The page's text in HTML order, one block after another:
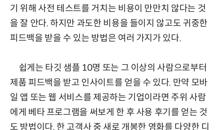
기 위해 사전 테스트를 거치는 비용이 만만치 않다는 것
을 잘 안다. 하지만 과도한 비용을 들이지 않고도 귀중한
피드백을 받을 수 있는 방법은 여러 가지가 있다.
쉽게는 타깃 샘플 10명 또는 그 이상의 사람으로부터
제품 피드백을 받고 인사이트를 얻을 수 있다. 만약 모바
일 앱 또는 웹 서비스를 제공하는 기업이라면 주위 사람
에게 베타 프로그램을 써보게 한 후 사용 후기를 얻는 것
도 방법이다. 한 고객사 중 새로 개봉한 영화를 다양한 디